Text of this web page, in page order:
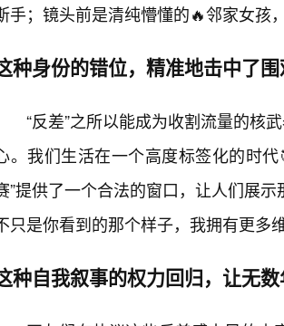
手；镜头前是清纯懵懂的🔥邻家女孩
种身份的错位，精准地击中了
“反差”之所以能成为收割流量的核
。我们生活在一个高度标签化的时
”提供了一个合法的窗口，让人们展
只是你看到的那个样子，我拥有更多
种自我叙事的权力回归，让无